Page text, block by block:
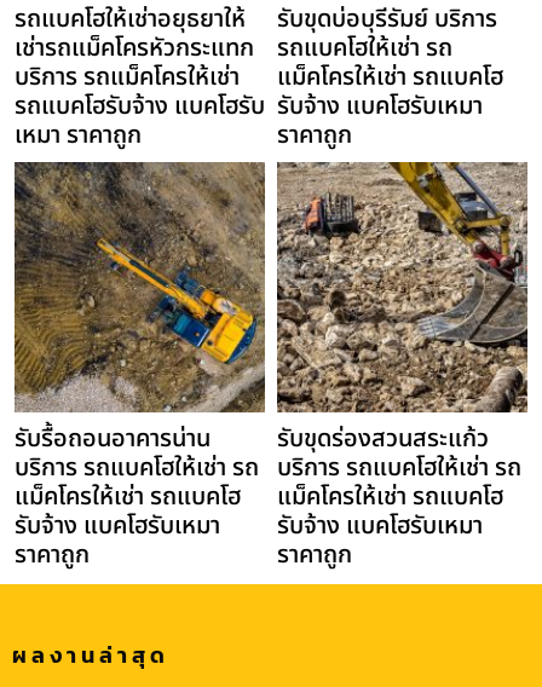
รถแบคโฮให้เช่าอยุธยาให้
เช่ารถแม็คโครหัวกระแทก
บริการ รถแม็คโครให้เช่า
รถแบคโฮรับจ้าง แบคโฮรับ
เหมา ราคาถูก
รับขุดบ่อบุรีรัมย์ บริการ
รถแบคโฮให้เช่า รถ
แม็คโครให้เช่า รถแบคโฮ
รับจ้าง แบคโฮรับเหมา
ราคาถูก
รับรื้อถอนอาคารน่าน
บริการ รถแบคโฮให้เช่า รถ
แม็คโครให้เช่า รถแบคโฮ
รับจ้าง แบคโฮรับเหมา
ราคาถูก
รับขุดร่องสวนสระแก้ว
บริการ รถแบคโฮให้เช่า รถ
แม็คโครให้เช่า รถแบคโฮ
รับจ้าง แบคโฮรับเหมา
ราคาถูก
ผลงานล่าสุด